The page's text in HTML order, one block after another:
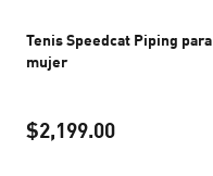
Tenis Speedcat Piping para
mujer
$2,199.00